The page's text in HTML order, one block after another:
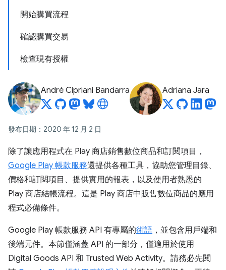
開始購買流程
確認購買交易
檢查現有授權
André Cipriani Bandarra Adriana Jara
發布日期：2020 年 12 月 2 日
除了讓應用程式在 Play 商店銷售數位商品和訂閱項目，
Google Play 帳款服務還提供各種工具，協助您管理目錄、
價格和訂閱項目、提供實用的報表，以及使用者熟悉的
Play 商店結帳流程。這是 Play 商店中販售數位商品的應用
程式必備條件。
Google Play 帳款服務 API 有專屬的術語 ，並包含用戶端和
後端元件。本節僅涵蓋 API 的一部分，僅適用於使用
Digital Goods API 和 Trusted Web Activity。請務必先閱